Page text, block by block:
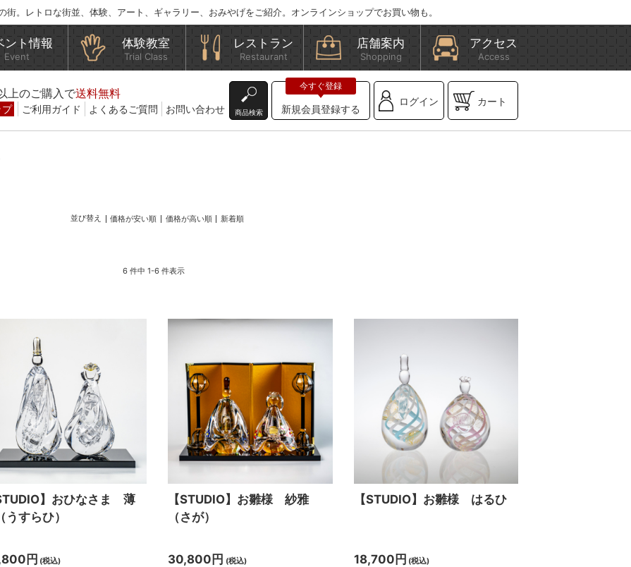
。レトロな街並、体験、アート、ギャラリー、おみやげをご紹介。オンラインショップでお買い物も。
ント情報
Event
体験教室
Trial Class
レストラン
Restaurant
店舗案内
Shopping
アクセス
Access
上のご購入で送料無料
プ ご利用ガイド よくあるご質問 お問い合わせ 商品検索 新規会員登録する
ログイン カート
並び替え 価格が安い順 価格が高い順 新着順
6 件中 1-6 件表示
】おひなさま 薄
うすらひ）
円 (税込)
【STUDIO】お雛様 紗雅
（さが）
30,800円 (税込)
【STUDIO】お雛様 はるひ
18,700円 (税込)